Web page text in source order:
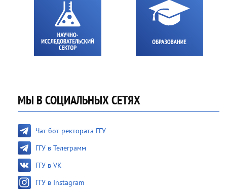
МЫ В СОЦИАЛЬНЫХ СЕТЯХ
Чат-бот ректората ГГУ
ГГУ в Телеграмм
ГГУ в VK
ГГУ в Instagram